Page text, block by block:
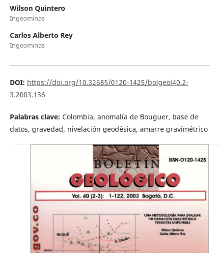
Wilson Quintero
Ingeominas
Carlos Alberto Rey
Ingeominas
DOI: https://doi.org/10.32685/0120-1425/bolgeol40.2-
3.2003.136
Palabras clave: Colombia, anomalía de Bouguer, base de
datos, gravedad, nivelación geodésica, amarre gravimétrico